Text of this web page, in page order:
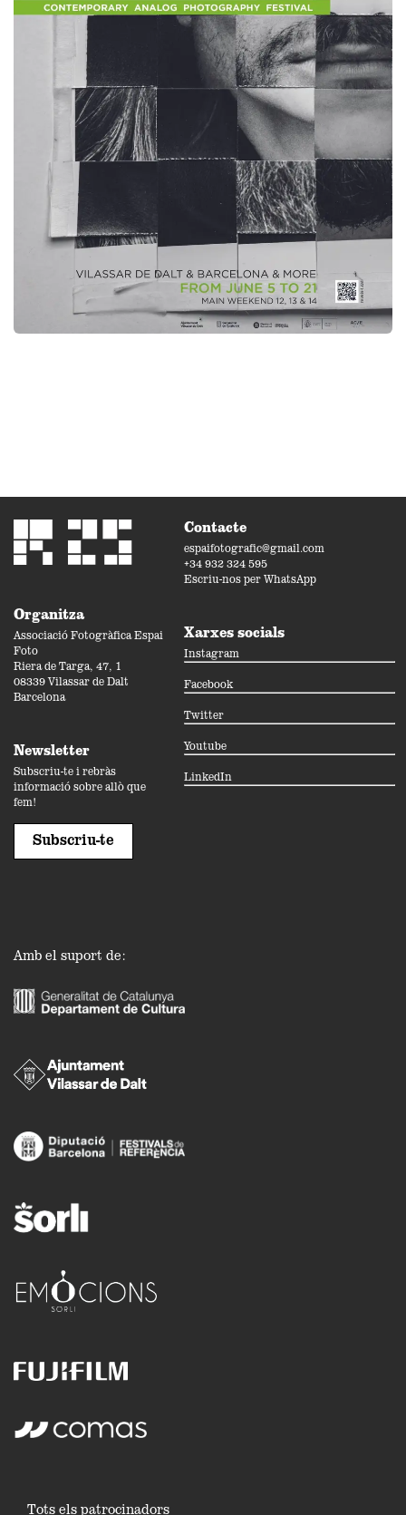
Organitza
Associació Fotogràfica Espai
Foto
Riera de Targa, 47, 1
08339 Vilassar de Dalt
Barcelona
Newsletter
Subscriu-te i rebràs
informació sobre allò que
fem!
Subscriu-te
Contacte
espaifotografic@gmail.com
+34 932 324 595
Escriu-nos per WhatsApp
Xarxes socials
Instagram
Facebook
Twitter
Youtube
LinkedIn
Amb el suport de:
Tots els patrocinadors